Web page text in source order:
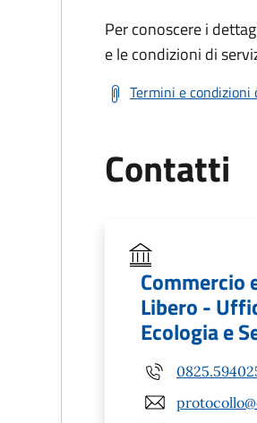
Per conoscere i
e le condizioni di
Termini e condizioni
Contatti
Commercio
Libero -
Ecologia e